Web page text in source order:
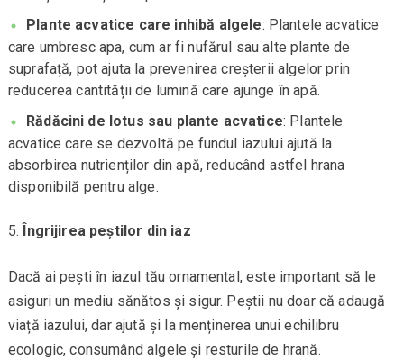
Plante acvatice care inhibă algele: Plantele acvatice
care umbresc apa, cum ar fi nufărul sau alte plante de
suprafață, pot ajuta la prevenirea creșterii algelor prin
reducerea cantității de lumină care ajunge în apă.
Rădăcini de lotus sau plante acvatice: Plantele
acvatice care se dezvoltă pe fundul iazului ajută la
absorbirea nutrienților din apă, reducând astfel hrana
disponibilă pentru alge.
Îngrijirea peștilor din iaz
Dacă ai pești în iazul tău ornamental, este important să le
asiguri un mediu sănătos și sigur. Peștii nu doar că adaugă
viață iazului, dar ajută și la menținerea unui echilibru
ecologic, consumând algele și resturile de hrană.